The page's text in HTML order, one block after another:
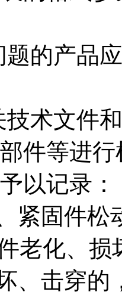
题的产品
技术文件
件等进
以记录：
紧固件松
老化、
、击穿的